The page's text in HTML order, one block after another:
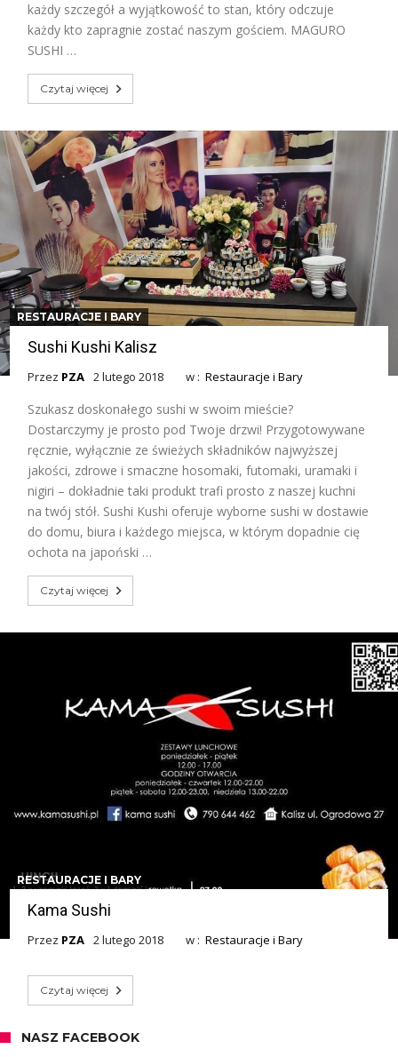
każdy szczegół a wyjątkowość to stan, który odczuje
każdy kto zapragnie zostać naszym gościem. MAGURO
SUSHI …
Czytaj więcej
RESTAURACJE I BARY
Sushi Kushi Kalisz
Przez PZA 2 lutego 2018 w :Restauracje i Bary
Szukasz doskonałego sushi w swoim mieście?
Dostarczymy je prosto pod Twoje drzwi! Przygotowywane
ręcznie, wyłącznie ze świeżych składników najwyższej
jakości, zdrowe i smaczne hosomaki, futomaki, uramaki i
nigiri – dokładnie taki produkt trafi prosto z naszej kuchni
na twój stół. Sushi Kushi oferuje wyborne sushi w dostawie
do domu, biura i każdego miejsca, w którym dopadnie cię
ochota na japoński …
Czytaj więcej
RESTAURACJE I BARY
Kama Sushi
Przez PZA 2 lutego 2018 w :Restauracje i Bary
Czytaj więcej
NASZ FACEBOOK